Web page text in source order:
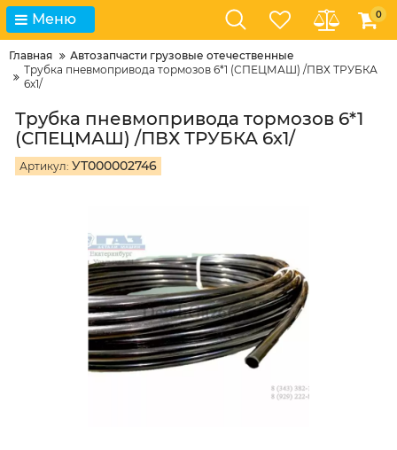
Меню 0
Главная
Автозапчасти грузовые отечественные
Трубка пневмопривода тормозов 6*1 (СПЕЦМАШ) /ПВХ ТРУБКА
6х1/
Трубка пневмопривода тормозов 6*1
(СПЕЦМАШ) /ПВХ ТРУБКА 6х1/
Артикул: УТ000002746